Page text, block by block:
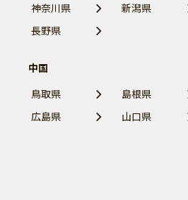
神奈川県
新潟県
長野県
中国
鳥取県
島根県
広島県
山口県